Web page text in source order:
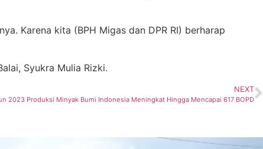
Karena kita (BPH Migas dan DPR RI) berharap
Syukra Mulia Rizki.
NEXT
2023 Produksi Minyak Bumi Indonesia Meningkat Hingga Mencapai 617 BOPD